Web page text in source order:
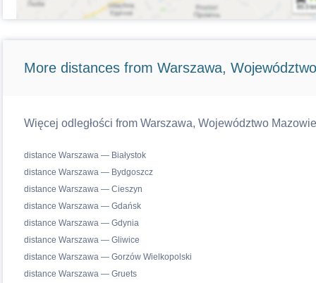
More distances from Warszawa,
Więcej odległości from Warszawa, Województwo
distance Warszawa — Białystok
distance Warszawa — Bydgoszcz
distance Warszawa — Cieszyn
distance Warszawa — Gdańsk
distance Warszawa — Gdynia
distance Warszawa — Gliwice
distance Warszawa — Gorzów Wielkopolski
distance Warszawa — Gruets